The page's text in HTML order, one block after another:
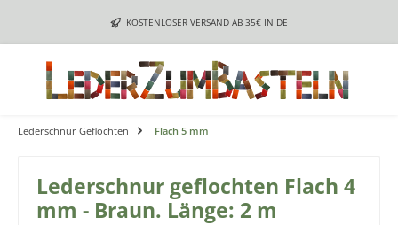
Zum Hauptinhalt springenKOSTENLOSER VERSAND AB 35€ IN DE
Lederschnur Geflochten Flach 5 mm
Lederschnur geflochten Flach 4
mm - Braun. Länge: 2 m